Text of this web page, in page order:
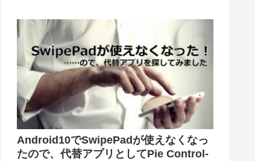
Android10でSwipePadが使えなくなっ
たので、代替アプリとしてPie Control-